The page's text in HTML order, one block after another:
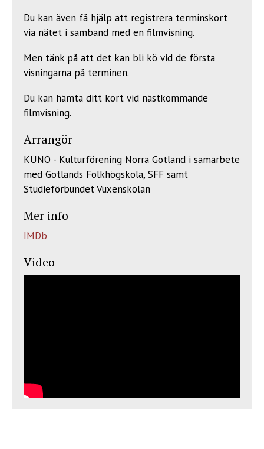
Du kan även få hjälp att registrera terminskort
via nätet i samband med en filmvisning.
Men tänk på att det kan bli kö vid de första
visningarna på terminen.
Du kan hämta ditt kort vid nästkommande
filmvisning.
Arrangör
KUNO - Kulturförening Norra Gotland i samarbete
med Gotlands Folkhögskola, SFF samt
Studieförbundet Vuxenskolan
Mer info
IMDb
Video